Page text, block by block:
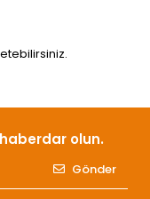
olun.
Gönder